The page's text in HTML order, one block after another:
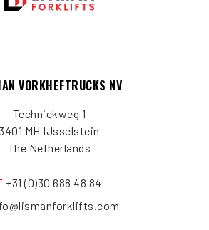
VORKHEFTRUCKS NV
Techniekweg 1
MH IJsselstein
The Netherlands
+31 (0)30 688 48 84